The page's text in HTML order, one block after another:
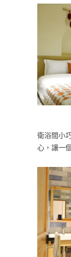
衛浴間小
心，讓一